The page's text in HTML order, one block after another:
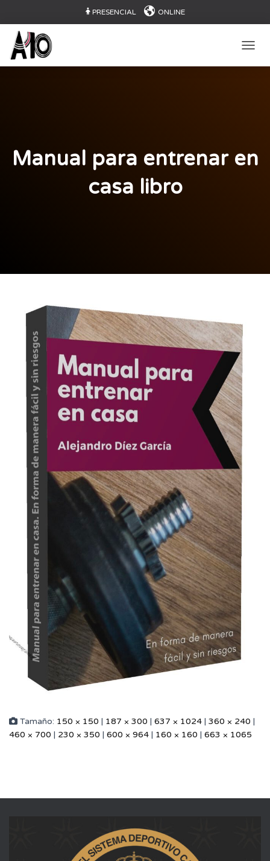
PRESENCIAL ONLINE
Manual para entrenar en
casa libro
Tamaño: 150 × 150 | 187 × 300 | 637 × 1024 | 360 × 240 |
460 × 700 | 230 × 350 | 600 × 964 | 160 × 160 | 663 × 1065